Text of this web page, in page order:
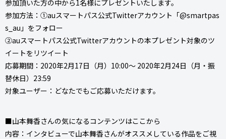
参加頂いた方の中から1名様にプレゼントいたします。
参加方法：①auスマートパス公式Twitterアカウント「@smartpas
s_au」をフォロー
②auスマートパス公式Twitterアカウントの本プレゼント対象のツ
イートをリツイート
応募期間：2020年2月17日（月）10:00～ 2020年2月24日（月・振
替休日）23:59
対象ユーザー：どなたでもご応募いただけます。
■山本舞香さんの気になるコンテンツはここから
内容：インタビューで山本舞香さんがオススメしている作品をご視